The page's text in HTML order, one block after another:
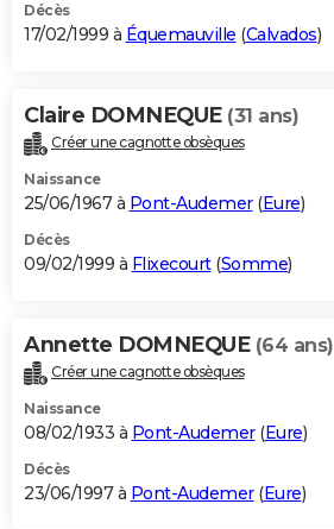
Décès
17/02/1999 à Équemauville (Calvados)
Claire DOMNEQUE (31 ans)
Créer une cagnotte obsèques
Naissance
25/06/1967 à Pont-Audemer(Eure)
Décès
09/02/1999 à Flixecourt(Somme)
Annette DOMNEQUE (64 ans)
Créer une cagnotte obsèques
Naissance
08/02/1933 à Pont-Audemer(Eure)
Décès
23/06/1997 à Pont-Audemer(Eure)